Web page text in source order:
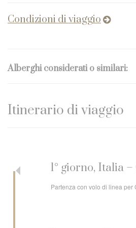
Condizioni di viaggio
Alberghi considerati o similari:
Itinerario di viaggio
1° giorno, Italia
Partenza con volo di linea per